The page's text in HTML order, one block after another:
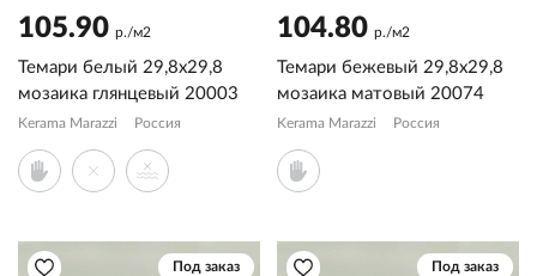
105.90 р./м2
Темари белый 29,8x29,8
мозаика глянцевый 20003
Kerama Marazzi Россия
104.80 р./м2
Темари бежевый 29,8x29,8
мозаика матовый 20074
Kerama Marazzi Россия
Под заказ Под заказ